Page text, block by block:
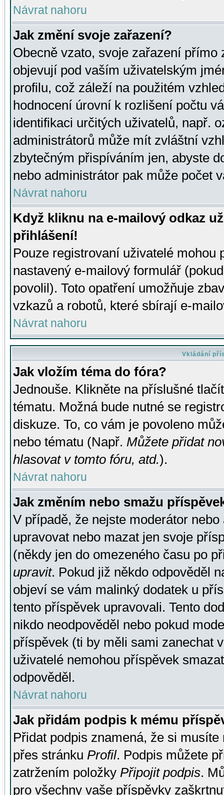
Návrat nahoru
Jak změní svoje zařazení?
Obecně vzato, svoje zařazení přímo
objevují pod vaším uživatelským
profilu, což záleží na použitém
hodnocení úrovní k rozlišení počtu
identifikaci určitých uživatelů, např.
administrátorů může mít zvláštní
zbytečným přispíváním jen, abyste
nebo administrátor pak může počet
Návrat nahoru
Když kliknu na e-mailový odkaz
přihlášení!
Pouze registrovaní uživatelé mohou
nastavený e-mailový formulář
povolil). Toto opatření umožňuje
vzkazů a robotů, které sbírají e-
Návrat nahoru
Vkládání
Jak vložím téma do fóra?
Jednouše. Klikněte na příslušné
tématu. Možná bude nutné se
diskuze. To, co vám je povoleno
nebo tématu (Např. Můžete přidat
hlasovat v tomto fóru, atd.).
Návrat nahoru
Jak změním nebo smažu
V případě, že nejste moderátor
upravovat nebo mazat jen svoje
(někdy jen do omezeného času po
upravit. Pokud již někdo odpověděl
objeví se vám malinký dodatek u
tento příspěvek upravovali. Tento
nikdo neodpověděl nebo pokud
příspěvek (ti by měli sami zanechat
uživatelé nemohou příspěvek
odpověděl.
Návrat nahoru
Jak přidám podpis k mému
Přidat podpis znamená, že si
přes stránku Profil. Podpis můžete
zatržením položky Připojit podpis.
pro všechny vaše příspěvky